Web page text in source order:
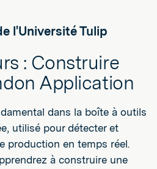
l'Université Tulip
: Construire
Application
dans la boîte à outils
utilisé pour détecter et
production en temps réel.
à construire une